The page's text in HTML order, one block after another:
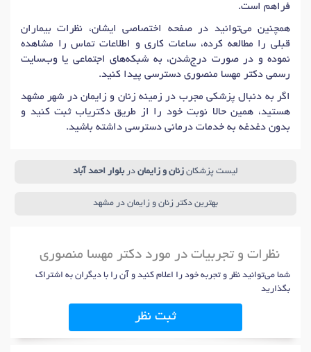
فراهم است.
همچنین می‌توانید در صفحه اختصاصی ایشان، نظرات بیماران
قبلی را مطالعه کرده، ساعات کاری و اطلاعات تماس را مشاهده
نموده و در صورت درج‌شدن، به شبکه‌های اجتماعی یا وب‌سایت
رسمی دکتر مهسا منصوری دسترسی پیدا کنید.
اگر به دنبال پزشکی مجرب در زمینه زنان و زایمان در شهر مشهد
هستید، همین حالا نوبت خود را از طریق دکتریاب ثبت کنید و
بدون دغدغه به خدمات درمانی دسترسی داشته باشید.
لیست پزشکان زنان و زایمان در بلوار احمد آباد
بهترین دکتر زنان و زایمان در مشهد
نظرات و تجربیات در مورد دکتر مهسا منصوری
شما می‌توانید نظر و تجربه خود را اعلام کنید و آن را با دیگران به اشتراک
بگذارید
ثبت نظر